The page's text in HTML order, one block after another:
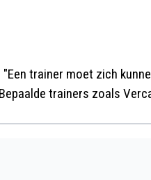
trainer moet zich
trainers zoals